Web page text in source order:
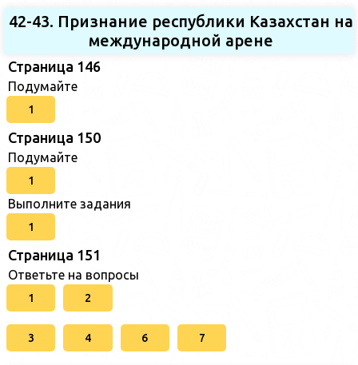
42-43. Признание республики Казахстан на
международной арене
Страница 146
Подумайте
1
Страница 150
Подумайте
1
Выполните задания
1
Страница 151
Ответьте на вопросы
1 2
3 4 6 7